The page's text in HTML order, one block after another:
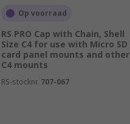
Op voorraad
RS PRO Cap with Chain, Shell
Size C4 for use with Micro SD
card panel mounts and other
C4 mounts
RS-stocknr. 707-067